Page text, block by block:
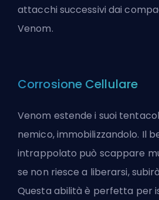
attacchi successivi dai
Venom.
Corrosione Cellulare
Venom estende i suoi
nemico, immobilizzandolo. Il
intrappolato può scappare
se non riesce a liberarsi,
Questa abilità è perfetta per